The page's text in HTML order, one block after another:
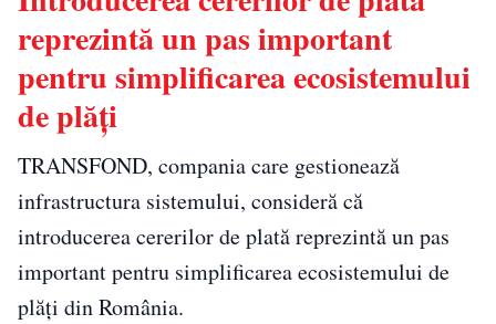
reprezintă un pas important
pentru simplificarea ecosistemului
de plăți
TRANSFOND, compania care gestionează
infrastructura sistemului, consideră că
introducerea cererilor de plată reprezintă un pas
important pentru simplificarea ecosistemului de
plăți din România.